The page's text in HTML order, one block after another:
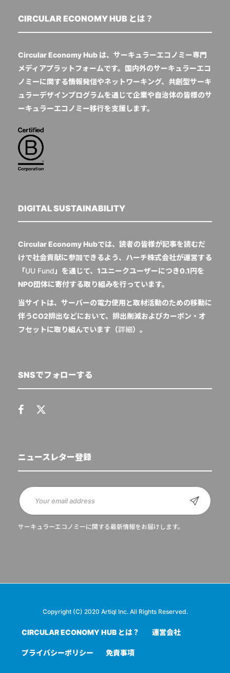
CIRCULAR ECONOMY HUB とは？
Circular Economy Hub は、サーキュラーエコノミー専門
メディアプラットフォームです。国内外のサーキュラーエコ
ノミーに関する情報発信やネットワーキング、共創型サーキ
ュラーデザインプログラムを通じて企業や自治体の皆様のサ
ーキュラーエコノミー移行を支援します。
DIGITAL SUSTAINABILITY
Circular Economy Hubでは、読者の皆様が記事を読むだ
けで社会貢献に参加できるよう、ハーチ株式会社が運営する
「UU Fund 」を通じて、1ユニークユーザーにつき0.1円を
NPO団体に寄付する取り組みを行っています。
当サイトは、サーバーの電力使用と取材活動のための移動に
伴うCO2排出などにおいて、排出削減およびカーボン・オ
フセットに取り組んでいます（詳細）。
SNSでフォローする
ニュースレター登録
サーキュラーエコノミーに関する最新情報をお届けします。
Copyright (C) 2020 Artiql Inc. All Rights Reserved.
CIRCULAR ECONOMY HUB とは？ 運営会社
プライバシーポリシー 免責事項